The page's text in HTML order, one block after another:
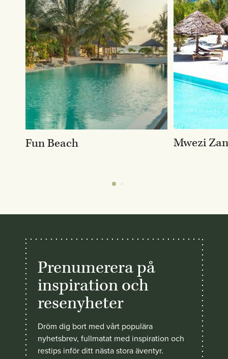
Fun Beach Mwezi
Prenumerera på
inspiration och
resenyheter
Dröm dig bort med vårt populära
nyhetsbrev, fullmatat med inspiration och
restips inför ditt nästa stora äventyr.